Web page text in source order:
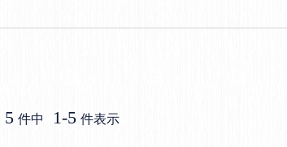
5 件中 1-5 件表示